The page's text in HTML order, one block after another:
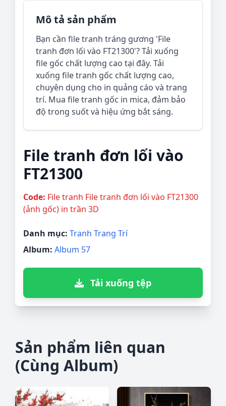
Mô tả sản phẩm
Bạn cần file tranh tráng gương 'File
tranh đơn lối vào FT21300'? Tải xuống
file gốc chất lượng cao tại đây. Tải
xuống file tranh gốc chất lượng cao,
chuyên dụng cho in quảng cáo và trang
trí. Mua file tranh gốc in mica, đảm bảo
độ trong suốt và hiệu ứng bắt sáng.
File tranh đơn lối vào
FT21300
Code: File tranh File tranh đơn lối vào FT21300
(ảnh gốc) in trần 3D
Danh mục: Tranh Trang Trí
Album: Album 57
Tải xuống tệp
Sản phẩm liên quan
(Cùng Album)